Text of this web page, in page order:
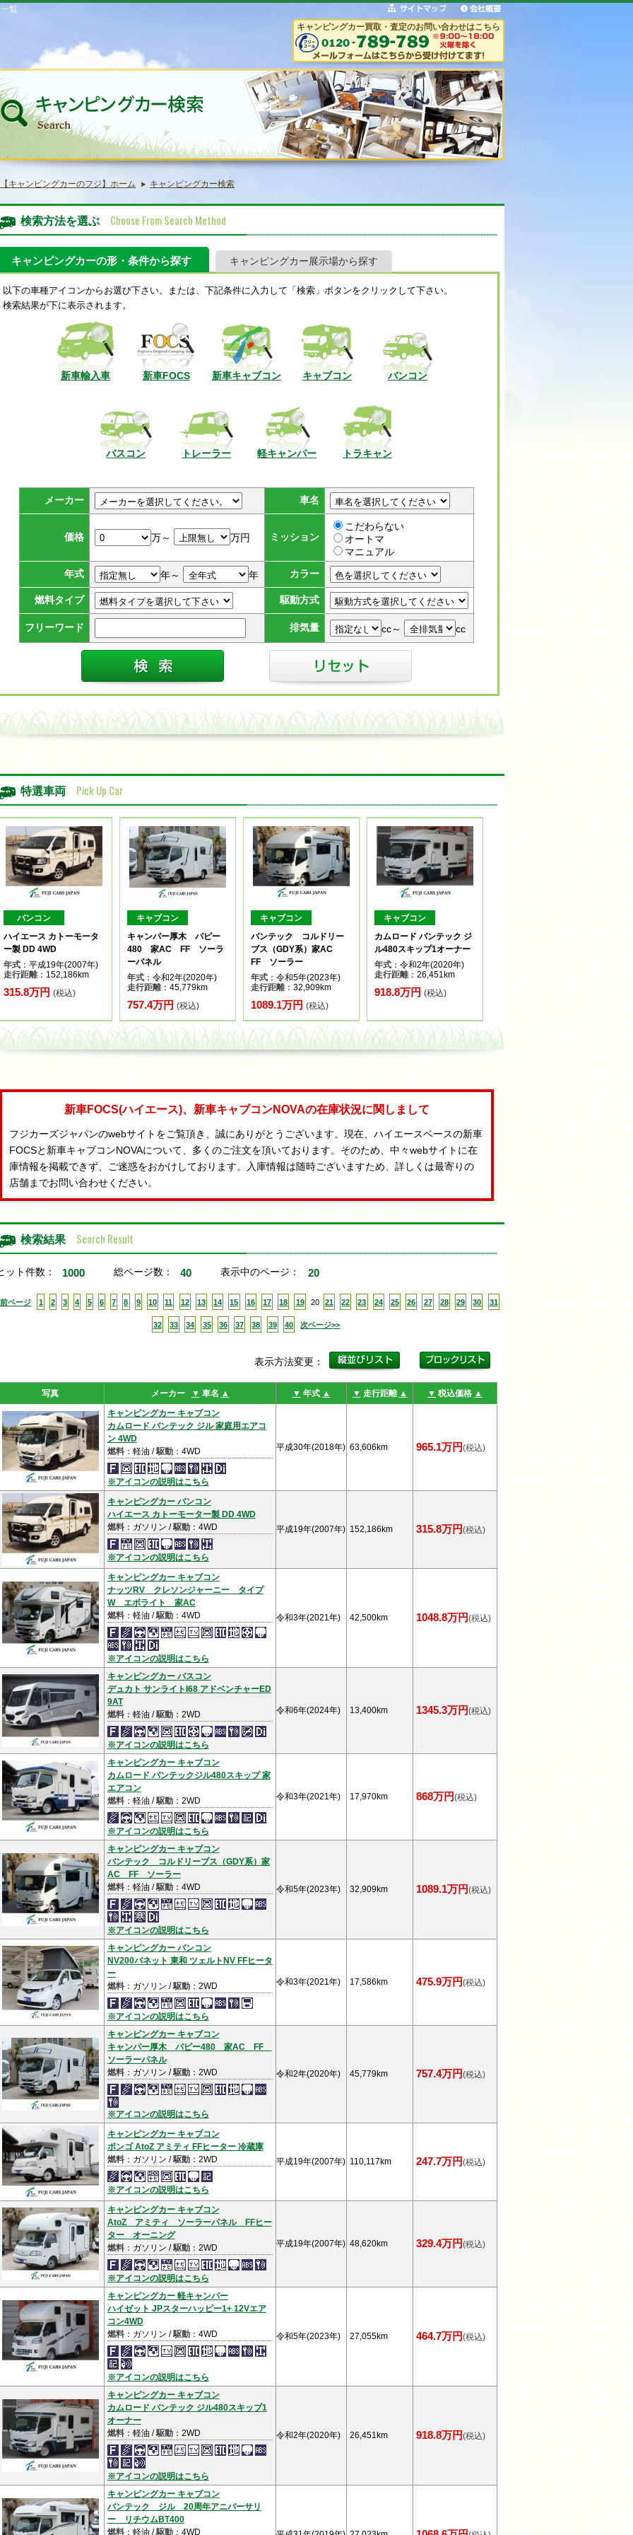
覧
キャンピングカー買取・査定のお問い合わせはこちら
【キャンピングカーのフジ】ホーム キャンピングカー検索
検索方法を選ぶ Choose From Search Method
キャンピングカーの形・条件から探す キャンピングカー展示場から探す
以下の車種アイコンからお選び下さい。または、下記条件に入力して「検索」ボタンをクリックして下さい。
検索結果が下に表示されます。
新車輸入車 新車FOCS 新車キャブコン キャブコン バンコン
バスコン トレーラー 軽キャンパー トラキャン
メーカー 車名
価格 万～ 万円 ミッション
こだわらない
オートマ
マニュアル
年式 年～ 年 カラー
燃料タイプ 駆動方式
フリーワード 排気量 cc～ cc
特選車両 Pick Up Car
バンコン
ハイエース カトーモータ
ー製 DD 4WD
年式 ：平成19年(2007年)
走行距離：152,186km
315.8万円 (税込)
キャブコン
キャンパー厚木 パピー
480 家AC FF ソーラ
ーパネル
年式 ：令和2年(2020年)
走行距離：45,779km
757.4万円 (税込)
キャブコン
バンテック コルドリー
ブス（GDY系）家AC
FF ソーラー
年式 ：令和5年(2023年)
走行距離：32,909km
1089.1万円 (税込)
キャブコン
カムロード バンテック ジ
ル480スキップ1オーナー
年式 ：令和2年(2020年)
走行距離：26,451km
918.8万円 (税込)
新車FOCS(ハイエース)、新車キャブコンNOVAの在庫状況に関しまして
フジカーズジャパンのwebサイトをご覧頂き、誠にありがとうございます。現在、ハイエースベースの新車
FOCSと新車キャブコンNOVAについて、多くのご注文を頂いております。そのため、中々webサイトに在
庫情報を掲載できず、ご迷惑をおかけしております。入庫情報は随時ございますため、詳しくは最寄りの
店舗までお問い合わせください。
検索結果 Search Result
ット件数： 1000 総ページ数： 40 表示中のページ： 20
ページ 1 2 3 4 5 6 7 8 9 10 11 12 13 14 15 16 17 18 19 20 21 22 23 24 25 26 27 28 29 30 31
32 33 34 35 36 37 38 39 40 次ページ>>
表示方法変更：
写真 メーカー ▼ 車名 ▲ ▼ 年式 ▲ ▼ 走行距離 ▲ ▼ 税込価格 ▲
キャンピングカー キャブコン
カムロード バンテック ジル 家庭用エアコ
ン 4WD
燃料：軽油 /駆動：4WD
※アイコンの説明はこちら
平成30年(2018年) 63,606km 965.1万円(税込)
キャンピングカー バンコン
ハイエース カトーモーター製 DD 4WD
燃料：ガソリン /駆動：4WD
※アイコンの説明はこちら
平成19年(2007年) 152,186km 315.8万円(税込)
キャンピングカー キャブコン
ナッツRV クレソンジャーニー タイプ
W エボライト 家AC
燃料：軽油 /駆動：4WD
※アイコンの説明はこちら
令和3年(2021年) 42,500km 1048.8万円(税込)
キャンピングカー バスコン
デュカト サンライトI68 アドベンチャーED
9AT
燃料：軽油 /駆動：2WD
※アイコンの説明はこちら
令和6年(2024年) 13,400km 1345.3万円(税込)
キャンピングカー キャブコン
カムロード バンテックジル480スキップ 家
エアコン
燃料：軽油 /駆動：2WD
※アイコンの説明はこちら
令和3年(2021年) 17,970km 868万円(税込)
キャンピングカー キャブコン
バンテック コルドリーブス（GDY系）家
AC FF ソーラー
燃料：軽油 /駆動：4WD
※アイコンの説明はこちら
令和5年(2023年) 32,909km 1089.1万円(税込)
キャンピングカー バンコン
NV200バネット 東和 ツェルトNV FFヒータ
ー
燃料：ガソリン /駆動：2WD
※アイコンの説明はこちら
令和3年(2021年) 17,586km 475.9万円(税込)
キャンピングカー キャブコン
キャンパー厚木 パピー480 家AC FF
ソーラーパネル
燃料：ガソリン /駆動：2WD
※アイコンの説明はこちら
令和2年(2020年) 45,779km 757.4万円(税込)
キャンピングカー キャブコン
ボンゴ AtoZ アミティ FFヒーター 冷蔵庫
燃料：ガソリン /駆動：2WD
※アイコンの説明はこちら
平成19年(2007年) 110,117km 247.7万円(税込)
キャンピングカー キャブコン
AtoZ アミティ ソーラーパネル FFヒー
ター オーニング
燃料：ガソリン /駆動：2WD
※アイコンの説明はこちら
平成19年(2007年) 48,620km 329.4万円(税込)
キャンピングカー 軽キャンパー
ハイゼット JPスターハッピー1+ 12Vエア
コン4WD
燃料：ガソリン /駆動：4WD
※アイコンの説明はこちら
令和5年(2023年) 27,055km 464.7万円(税込)
キャンピングカー キャブコン
カムロード バンテック ジル480スキップ1
オーナー
燃料：軽油 /駆動：2WD
※アイコンの説明はこちら
令和2年(2020年) 26,451km 918.8万円(税込)
キャンピングカー キャブコン
バンテック ジル 20周年アニバーサリ
ー リチウムBT400
燃料：軽油 /駆動：4WD